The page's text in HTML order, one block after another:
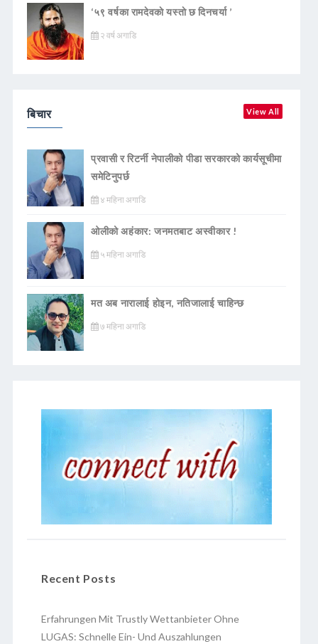
‘५९ वर्षका रामदेवकाे यस्ताे छ दिनचर्या ’
२ वर्ष अगाडि
बिचार View All
प्रवासी र रिटर्नी नेपालीको पीडा सरकारको कार्यसूचीमा
समेटिनुपर्छ
४ महिना अगाडि
ओलीको अहंकार: जनमतबाट अस्वीकार !
५ महिना अगाडि
मत अब नारालाई होइन, नतिजालाई चाहिन्छ
७ महिना अगाडि
Recent Posts
Erfahrungen Mit Trustly Wettanbieter Ohne
LUGAS: Schnelle Ein- Und Auszahlungen